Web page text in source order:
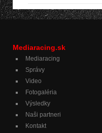
Mediaracing.sk
Mediaracing
Správy
Video
Fotogaléria
Výsledky
Naši partneri
Kontakt